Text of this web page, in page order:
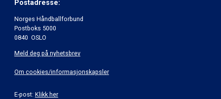
Postadresse:
Norges Håndballforbund
Postboks 5000
0840 OSLO
Meld deg på nyhetsbrev
Om cookies/informasjonskapsler
E-post: Klikk her